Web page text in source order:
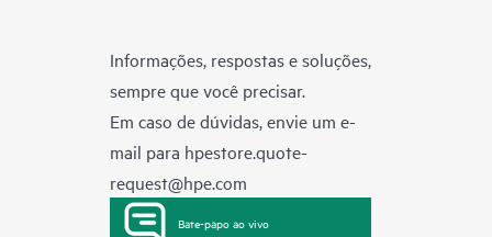
Informações, respostas e soluções,
sempre que você precisar.
Em caso de dúvidas, envie um e-
mail para hpestore.quote-
request@hpe.com
Bate-papo ao vivo